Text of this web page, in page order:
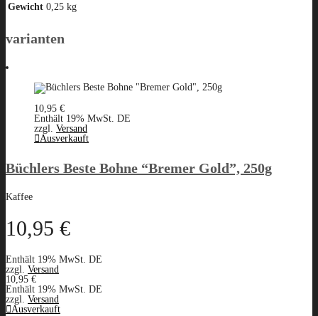
Gewicht 0,25 kg
varianten
10,95 €
Enthält 19% MwSt. DE
zzgl. Versand
Ausverkauft
Büchlers Beste Bohne “Bremer Gold”, 250g
Kaffee
10,95 €
Enthält 19% MwSt. DE
zzgl. Versand
10,95 €
Enthält 19% MwSt. DE
zzgl. Versand
Ausverkauft